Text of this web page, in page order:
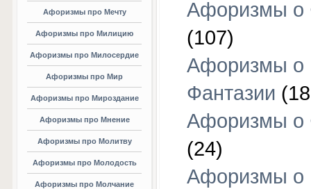
Афоризмы про Мечту
Афоризмы про Милицию
Афоризмы про Милосердие
Афоризмы про Мир
Афоризмы про Мироздание
Афоризмы про Мнение
Афоризмы про Молитву
Афоризмы про Молодость
Афоризмы про Молчание
Афоризмы о
(107)
Афоризмы о
Фантазии
Афоризмы о
(24)
Афоризмы о